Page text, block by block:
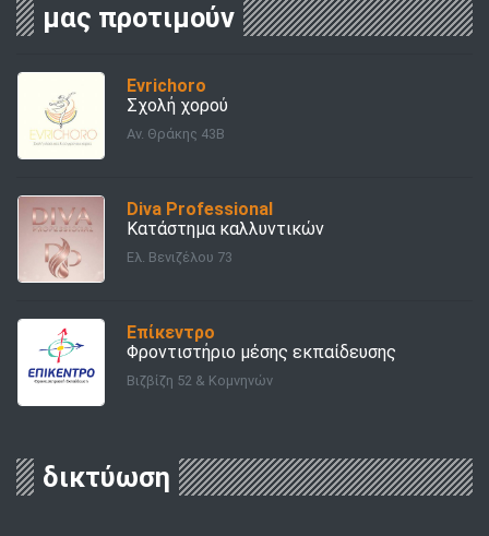
μας προτιμούν
Evrichoro
Σχολή χορού
Αν. Θράκης 43Β
Diva Professional
Κατάστημα καλλυντικών
Ελ. Βενιζέλου 73
Επίκεντρο
Φροντιστήριο μέσης εκπαίδευσης
Βιζβίζη 52 & Κομνηνών
δικτύωση